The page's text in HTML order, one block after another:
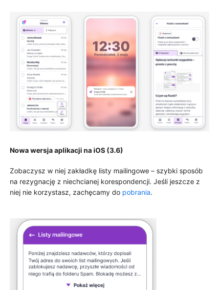
Nowa wersja aplikacji na iOS (3.6)
Zobaczysz w niej zakładkę listy mailingowe – szybki sposób
na rezygnację z niechcianej korespondencji. Jeśli jeszcze z
niej nie korzystasz, zachęcamy do pobrania.